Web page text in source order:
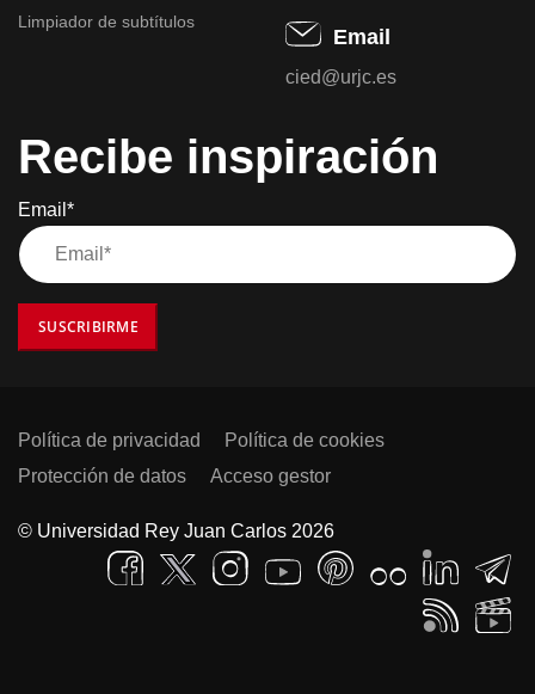
Limpiador de subtítulos
Email
cied@urjc.es
Recibe inspiración
Email*
SUSCRIBIRME
Política de privacidad
Política de cookies
Protección de datos
Acceso gestor
© Universidad Rey Juan Carlos 2026